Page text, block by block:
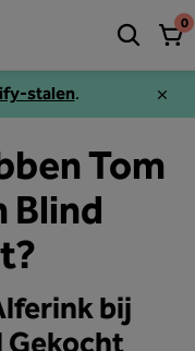
stalen.
0
Tom
Blind
bij
Gekocht